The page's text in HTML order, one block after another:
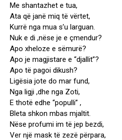
Me shantazhet e tua,
Ata që janë miq të vërtet,
Kurrë nga mua s’u larguan.
Nuk e di ,nëse je e çmendur?
Apo xheloze e sëmurë?
Apo je magjistare e “djallit”?
Apo të pagoi dikush?
Ligësia jote do mar fund,
Nga ligji ,dhe nga Zoti,
E thotë edhe “populli” ,
Bleta shkon mbas mjaltit.
Nëse profumi im të jep bezdi,
Ver një mask të zezë përpara,